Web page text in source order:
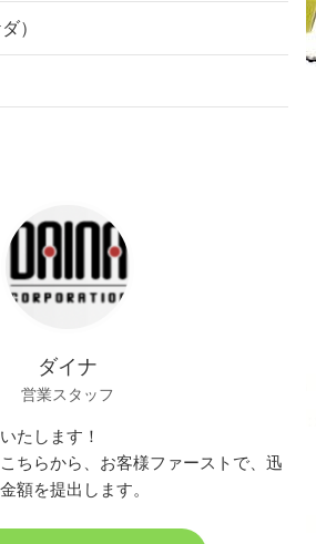
）
ダイナ
営業スタッフ
たします！
ちらから、お客様ファーストで、迅
額を提出します。